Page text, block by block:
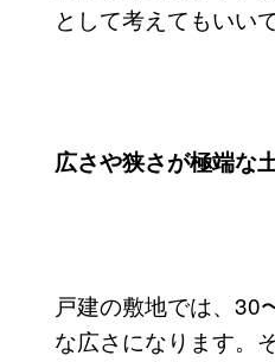
として考えてもいい
広さや狭さが極端な
戸建の敷地では、30
な広さになります。